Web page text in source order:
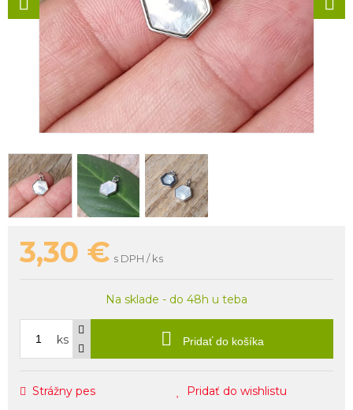
3,30 € s DPH / ks
Na sklade - do 48h u teba
ks Pridať do košíka
Strážny pes Pridať do wishlistu